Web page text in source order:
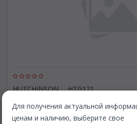
Для получения актуальной
ценам и наличию, выберите свое
HUTCHINSON HTG121